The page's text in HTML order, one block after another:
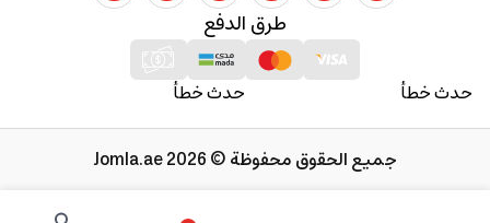
حدث خطأ حدث خطأ
طرق الدفع
جميع الحقوق محفوظة © 2026 Jomla.ae